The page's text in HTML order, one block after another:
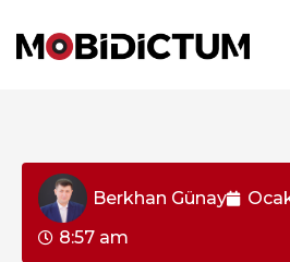
Berkhan Günay
8:57 am